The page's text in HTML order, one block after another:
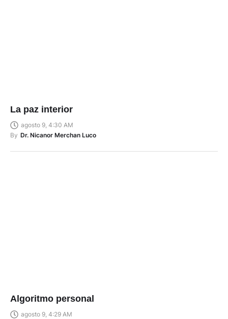
La paz interior
agosto 9, 4:30 AM
By Dr. Nicanor Merchan Luco
Algoritmo personal
agosto 9, 4:29 AM